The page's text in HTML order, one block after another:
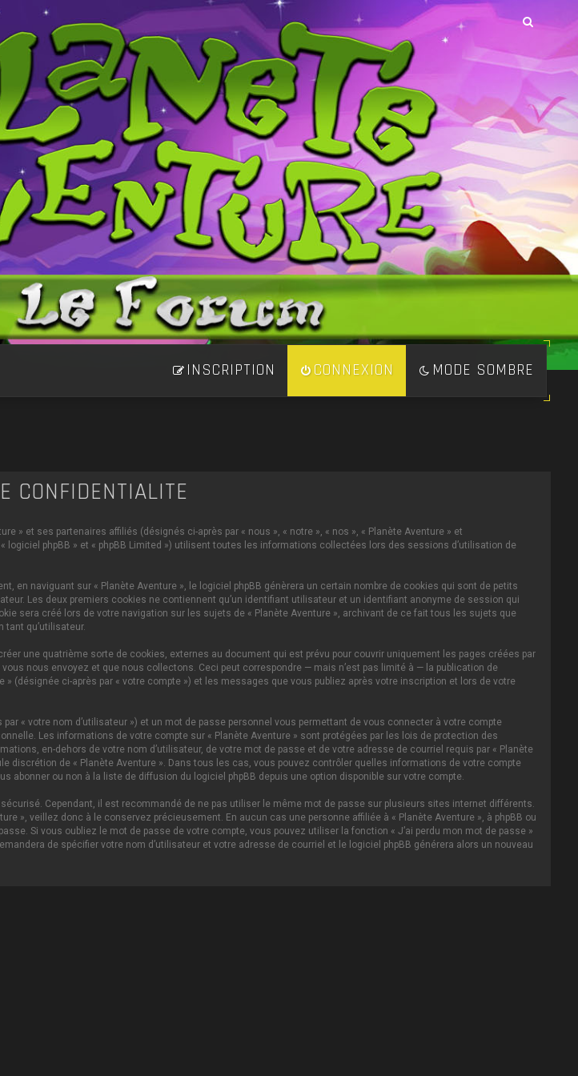
MODE SOMBRE
CONNEXION
INSCRIPTION
CONFIDENTIALITÉ
» et ses partenaires affiliés (désignés ci-après par « nous », « notre », « nos », « Planète Aventure » et
logiciel phpBB » et « phpBB Limited ») utilisent toutes les informations collectées lors des sessions d’utilisation de
en naviguant sur « Planète Aventure », le logiciel phpBB génèrera un certain nombre de cookies qui sont de petits
Les deux premiers cookies ne contiennent qu’un identifiant utilisateur et un identifiant anonyme de session qui
sera créé lors de votre navigation sur les sujets de « Planète Aventure », archivant de ce fait tous les sujets que
tant qu’utilisateur.
une quatrième sorte de cookies, externes au document qui est prévu pour couvrir uniquement les pages créées par
nous envoyez et que nous collectons. Ceci peut correspondre — mais n’est pas limité à — la publication de
(désignée ci-après par « votre compte ») et les messages que vous publiez après votre inscription et lors de votre
« votre nom d’utilisateur ») et un mot de passe personnel vous permettant de vous connecter à votre compte
Les informations de votre compte sur « Planète Aventure » sont protégées par les lois de protection des
en-dehors de votre nom d’utilisateur, de votre mot de passe et de votre adresse de courriel requis par « Planète
discrétion de « Planète Aventure ». Dans tous les cas, vous pouvez contrôler quelles informations de votre compte
abonner ou non à la liste de diffusion du logiciel phpBB depuis une option disponible sur votre compte.
Cependant, il est recommandé de ne pas utiliser le même mot de passe sur plusieurs sites internet différents.
», veillez donc à le conservez précieusement. En aucun cas une personne affiliée à « Planète Aventure », à phpBB ou
Si vous oubliez le mot de passe de votre compte, vous pouvez utiliser la fonction « J’ai perdu mon mot de passe »
de spécifier votre nom d’utilisateur et votre adresse de courriel et le logiciel phpBB générera alors un nouveau